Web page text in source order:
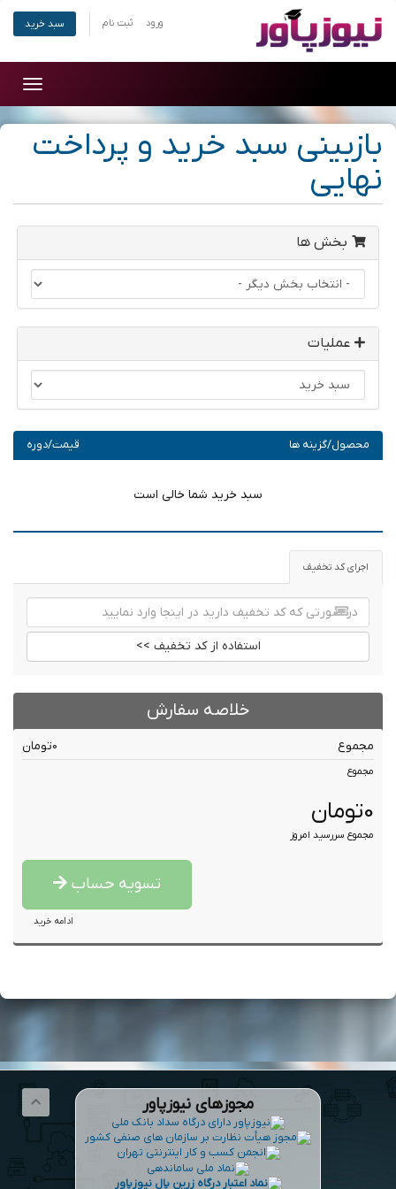
ورود ثبت نام سبد خرید
بازبینی سبد خرید و پرداخت
نهایی
بخش ها
عملیات
محصول/گزینه ها قیمت/دوره
سبد خرید شما خالی است
اجرای کد تخفیف
استفاده از کد تخفیف >>
خلاصه سفارش
مجموع 0تومان
مجموع
0تومان
مجموع سررسید امروز
تسویه حساب
ادامه خرید
مجوزهای نیوزپاور